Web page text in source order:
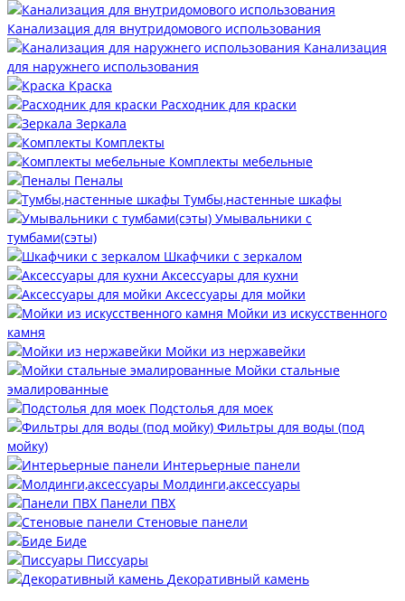
Канализация для внутридомового использования
Канализация
для наружнего использования
Краска
Расходник для краски
Зеркала
Комплекты
Комплекты мебельные
Пеналы
Тумбы,настенные шкафы
Умывальники с
тумбами(сэты)
Шкафчики с зеркалом
Аксессуары для кухни
Аксессуары для мойки
Мойки из искусственного
камня
Мойки из нержавейки
Мойки стальные
эмалированные
Подстолья для моек
Фильтры для воды (под
мойку)
Интерьерные панели
Молдинги,аксессуары
Панели ПВХ
Стеновые панели
Биде
Писсуары
Декоративный камень